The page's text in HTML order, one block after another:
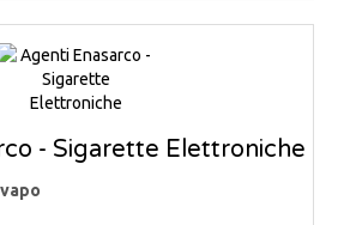
- Sigarette Elettroniche